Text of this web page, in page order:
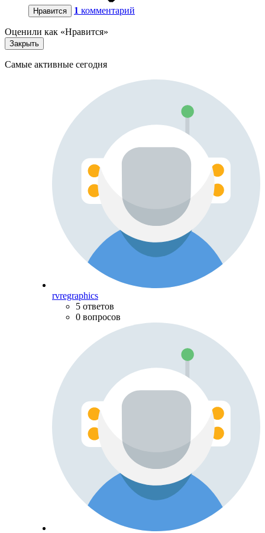
Нравится 1 комментарий
Оценили как «Нравится»
Закрыть
Самые активные сегодня
rvregraphics
5 ответов
0 вопросов